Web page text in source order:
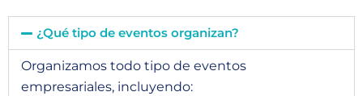
¿Qué tipo de eventos organizan?
Organizamos todo tipo de eventos
empresariales, incluyendo: